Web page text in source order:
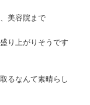
美容院まで
り上がりそうです
るなんて素晴らし